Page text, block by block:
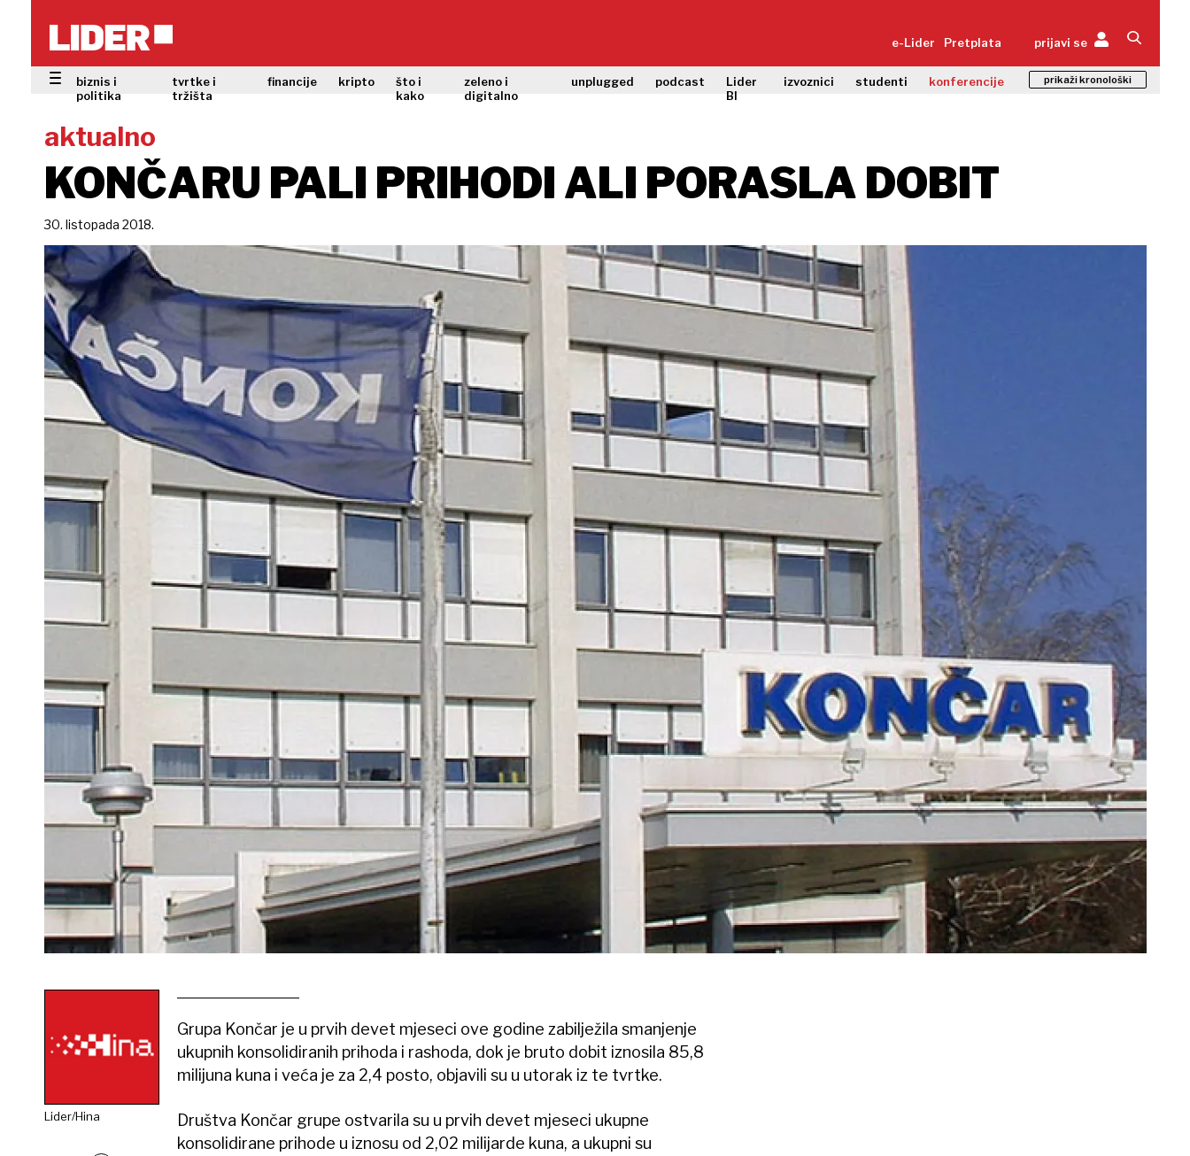
e-Lider Pretplata prijavi se
biznis i
politika
tvrtke i
tržišta
financije kripto
što i
kako
zeleno i
digitalno
unplugged podcast
Lider
BI
izvoznici studenti konferencije prikaži kronološki
aktualno
KONČARU PALI PRIHODI ALI PORASLA DOBIT
30. listopada 2018.
Lider/Hina
Grupa Končar je u prvih devet mjeseci ove godine zabilježila smanjenje
ukupnih konsolidiranih prihoda i rashoda, dok je bruto dobit iznosila 85,8
milijuna kuna i veća je za 2,4 posto, objavili su u utorak iz te tvrtke.
Društva Končar grupe ostvarila su u prvih devet mjeseci ukupne
konsolidirane prihode u iznosu od 2,02 milijarde kuna, a ukupni su